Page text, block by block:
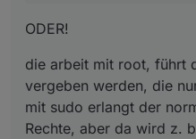
ODER!
die arbeit mit root, führt
vergeben werden, die
mit sudo erlangt der
Rechte, aber da wird z.